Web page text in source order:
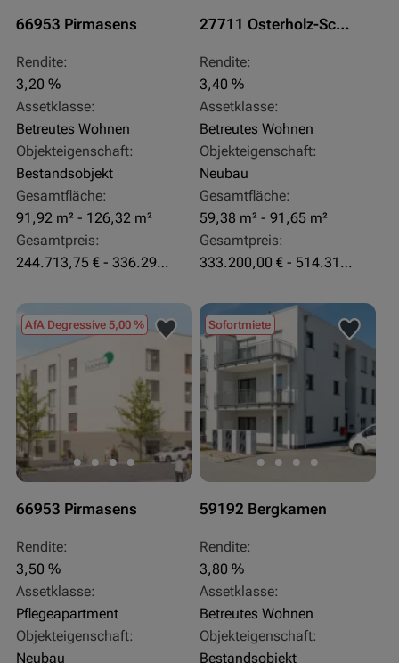
66953 Pirmasens
Rendite:
3,20 %
Assetklasse:
Betreutes Wohnen
Objekteigenschaft:
Bestandsobjekt
Gesamtfläche:
91,92 m² - 126,32 m²
Gesamtpreis:
244.713,75 € - 336.292 €
27711 Osterholz-Scharmbeck
Rendite:
3,40 %
Assetklasse:
Betreutes Wohnen
Objekteigenschaft:
Neubau
Gesamtfläche:
59,38 m² - 91,65 m²
Gesamtpreis:
333.200,00 € - 514.310,00 €
AfA Degressive 5,00 %
66953 Pirmasens
Rendite:
3,50 %
Assetklasse:
Pflegeapartment
Objekteigenschaft:
Neubau
Sofortmiete
59192 Bergkamen
Rendite:
3,80 %
Assetklasse:
Betreutes Wohnen
Objekteigenschaft:
Bestandsobjekt